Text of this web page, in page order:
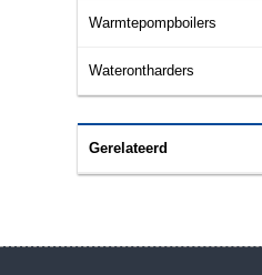
Warmtepompboilers
Waterontharders
Gerelateerd